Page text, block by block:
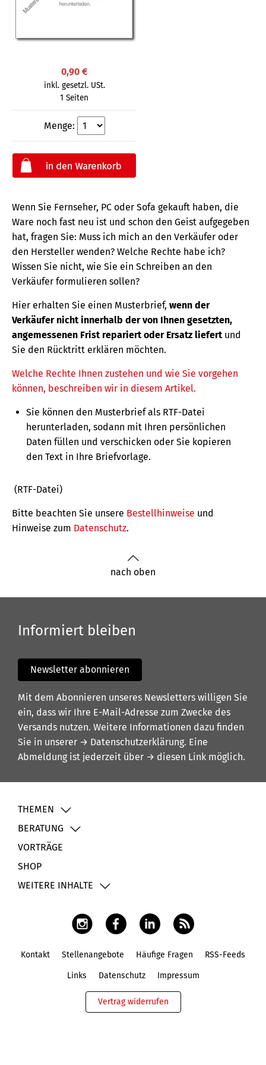
0,90 €
inkl. gesetzl. USt.
1 Seiten
Menge:
Wenn Sie Fernseher, PC oder Sofa gekauft haben, die
Ware noch fast neu ist und schon den Geist aufgegeben
hat, fragen Sie: Muss ich mich an den Verkäufer oder
den Hersteller wenden? Welche Rechte habe ich?
Wissen Sie nicht, wie Sie ein Schreiben an den
Verkäufer formulieren sollen?
Hier erhalten Sie einen Musterbrief, wenn der
Verkäufer nicht innerhalb der von Ihnen gesetzten,
angemessenen Frist repariert oder Ersatz liefert und
Sie den Rücktritt erklären möchten.
Welche Rechte Ihnen zustehen und wie Sie vorgehen
können, beschreiben wir in diesem Artikel.
Sie können den Musterbrief als RTF-Datei
herunterladen, sodann mit Ihren persönlichen
Daten füllen und verschicken oder Sie kopieren
den Text in Ihre Briefvorlage.
(RTF-Datei)
Bitte beachten Sie unsere Bestellhinweise und
Hinweise zum Datenschutz.
nach oben
Informiert bleiben
Newsletter abonnieren
Mit dem Abonnieren unseres Newsletters willigen Sie
ein, dass wir Ihre E-Mail-Adresse zum Zwecke des
Versands nutzen. Weitere Informationen dazu finden
Sie in unserer → Datenschutzerklärung. Eine
Abmeldung ist jederzeit über → diesen Link möglich.
THEMEN
BERATUNG
VORTRÄGE
SHOP
WEITERE INHALTE
Kontakt Stellenangebote Häufige Fragen RSS-Feeds
Links Datenschutz Impressum
Vertrag widerrufen